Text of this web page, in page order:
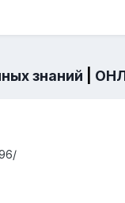
знаний